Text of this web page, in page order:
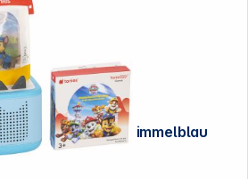
Tonies Toniebox 2 Full Play Starterset Himmelblau